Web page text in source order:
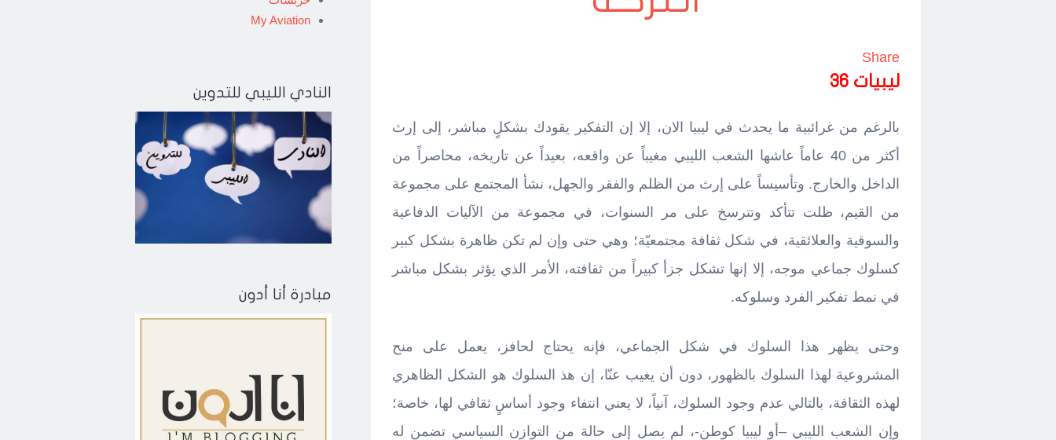
Share
ليبيات 36
بالرغم من غرائبية ما يحدث في ليبيا الان، إلا إن التفكير يقودك بشكلٍ مباشر، إلى إرث
أكثر من 40 عاماً عاشها الشعب الليبي مغيباً عن واقعه، بعيداً عن تاريخه، محاصراً من
الداخل والخارج. وتأسيساً على إرث من الظلم والفقر والجهل، نشأ المجتمع على مجموعة
من القيم، ظلت تتأكد وتترسخ على مر السنوات، في مجموعة من الآليات الدفاعية
والسوقية والعلائقية، في شكل ثقافة مجتمعيّة؛ وهي حتى وإن لم تكن ظاهرة بشكل كبير
كسلوك جماعي موجه، إلا إنها تشكل جزأ كبيراً من ثقافته، الأمر الذي يؤثر بشكل مباشر
في نمط تفكير الفرد وسلوكه.
وحتى يظهر هذا السلوك في شكل الجماعي، فإنه يحتاج لحافز، يعمل على منح
المشروعية لهذا السلوك بالظهور، دون أن يغيب عنّا، إن هذ السلوك هو الشكل الظاهري
لهذه الثقافة، بالتالي عدم وجود السلوك، آنياً، لا يعني انتفاء وجود أساسٍ ثقافي لها، خاصة؛
وإن الشعب الليبي –أو ليبيا كوطن-، لم يصل إلى حالة من التوازن السياسي تضمن له
My Aviation
النادي الليبي للتدوين
مبادرة أنا أدون